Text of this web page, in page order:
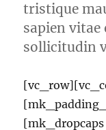
tristique
sapien vitae
sollicitudin